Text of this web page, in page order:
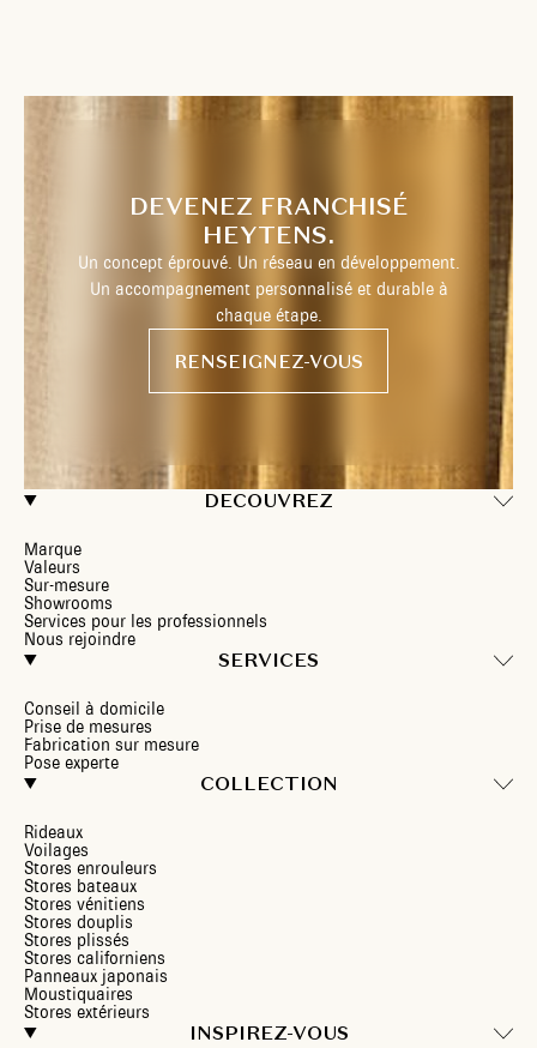
DECOUVREZ
Marque
Valeurs
Sur-mesure
Showrooms
Services pour les professionnels
Nous rejoindre
SERVICES
Conseil à domicile
Prise de mesures
Fabrication sur mesure
Pose experte
COLLECTION
Rideaux
Voilages
Stores enrouleurs
Stores bateaux
Stores vénitiens
Stores douplis
Stores plissés
Stores californiens
Panneaux japonais
Moustiquaires
Stores extérieurs
INSPIREZ-VOUS
DEVENEZ FRANCHISÉ
HEYTENS.
Un concept éprouvé. Un réseau en développement.
Un accompagnement personnalisé et durable à
chaque étape.
RENSEIGNEZ-VOUS